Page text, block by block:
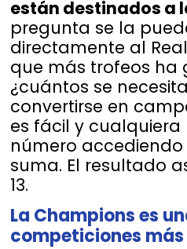
están destinados a
pregunta se la
directamente al
que más trofeos ha
¿cuántos se
convertirse en
es fácil y
número
suma. El resultado
13.
La Champions es
competiciones